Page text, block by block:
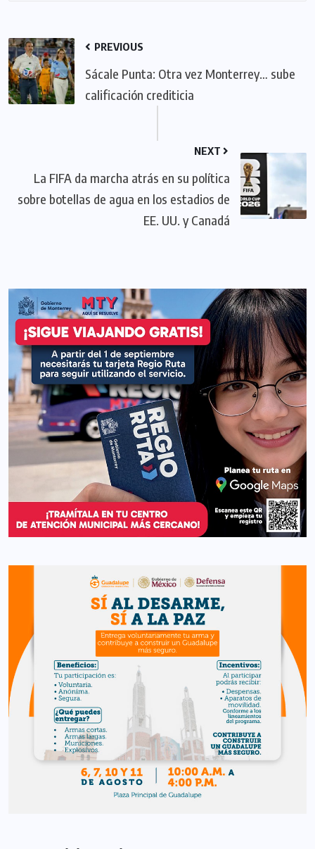
PREVIOUS
Sácale Punta: Otra vez Monterrey… sube
calificación crediticia
NEXT
La FIFA da marcha atrás en su política
sobre botellas de agua en los estadios de
EE. UU. y Canadá